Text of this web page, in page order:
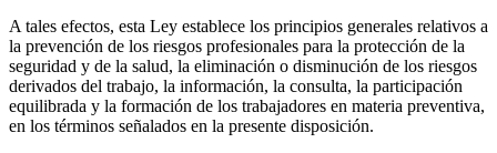
A tales efectos, esta Ley establece los principios generales relativos a
la prevención de los riesgos profesionales para la protección de la
seguridad y de la salud, la eliminación o disminución de los riesgos
derivados del trabajo, la información, la consulta, la participación
equilibrada y la formación de los trabajadores en materia preventiva,
en los términos señalados en la presente disposición.